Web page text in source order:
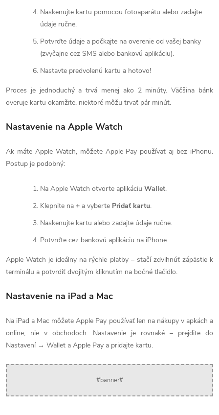
Naskenujte kartu pomocou fotoaparátu alebo zadajte
údaje ručne.
Potvrďte údaje a počkajte na overenie od vašej banky
(zvyčajne cez SMS alebo bankovú aplikáciu).
Nastavte predvolenú kartu a hotovo!
Proces je jednoduchý a trvá menej ako 2 minúty. Väčšina bánk
overuje kartu okamžite, niektoré môžu trvať pár minút.
Nastavenie na Apple Watch
Ak máte Apple Watch, môžete Apple Pay používať aj bez iPhonu.
Postup je podobný:
Na Apple Watch otvorte aplikáciu Wallet.
Klepnite na + a vyberte Pridať kartu.
Naskenujte kartu alebo zadajte údaje ručne.
Potvrďte cez bankovú aplikáciu na iPhone.
Apple Watch je ideálny na rýchle platby – stačí zdvihnúť zápästie k
terminálu a potvrdiť dvojitým kliknutím na bočné tlačidlo.
Nastavenie na iPad a Mac
Na iPad a Mac môžete Apple Pay používať len na nákupy v apkách a
online, nie v obchodoch. Nastavenie je rovnaké – prejdite do
Nastavení → Wallet a Apple Pay a pridajte kartu.
#banner#